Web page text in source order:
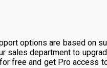
options are based on
sales department to
free and get Pro access